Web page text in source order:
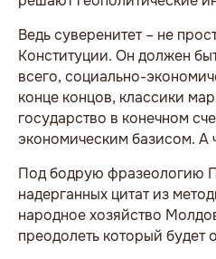
Ведь суверенитет – не
Конституции. Он должен
всего, социально-
конце концов, классики
государство в конечном
экономическим базисом. А
Под бодрую фразеологию
надерганных цитат из
народное хозяйство
преодолеть который будет